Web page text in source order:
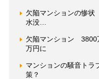
欠陥マンションの惨
水没…
欠陥マンション 3800
万円に
マンションの騒音ト
策？